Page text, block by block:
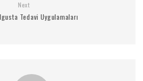
Next
Tedavi Uygulamaları